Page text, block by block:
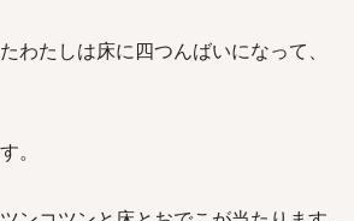
わたしは床に四つんばいになって、
。